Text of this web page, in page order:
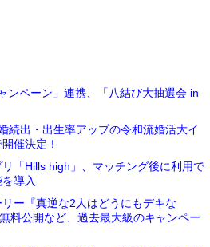
ンペーン」連携、「八結び大抽選会 in
続出・出生率アップの令和流婚活大イ
催決定！
「Hills high」、マッチング後に利用で
導入
ー『真逆な2人はどうにもデキな
料公開など、過去最大級のキャンペー